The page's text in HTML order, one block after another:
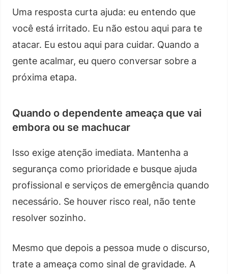
Uma resposta curta ajuda: eu entendo que
você está irritado. Eu não estou aqui para te
atacar. Eu estou aqui para cuidar. Quando a
gente acalmar, eu quero conversar sobre a
próxima etapa.
Quando o dependente ameaça que vai
embora ou se machucar
Isso exige atenção imediata. Mantenha a
segurança como prioridade e busque ajuda
profissional e serviços de emergência quando
necessário. Se houver risco real, não tente
resolver sozinho.
Mesmo que depois a pessoa mude o discurso,
trate a ameaça como sinal de gravidade. A